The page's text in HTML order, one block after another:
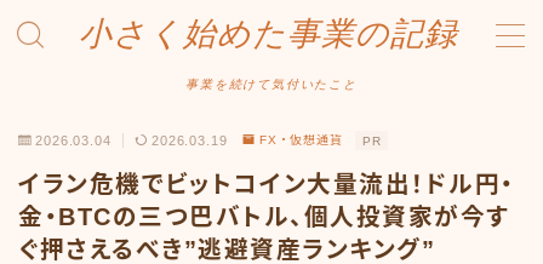
小さく始めた事業の記録
事業を続けて気付いたこと
Amazonせどり
トラブル事例
2026.03.04 2026.03.19 FX・仮想通貨 PR
イラン危機でビットコイン大量流出！ドル円・
金・BTCの三つ巴バトル、個人投資家が今す
ぐ押さえるべき”逃避資産ランキング”